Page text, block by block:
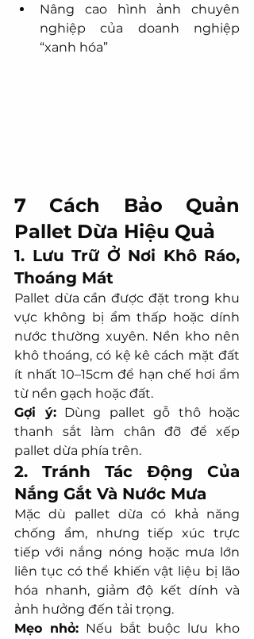
Nâng cao hình ảnh chuyên
nghiệp của doanh nghiệp
“xanh hóa”
7 Cách Bảo Quản
Pallet Dừa Hiệu Quả
1. Lưu Trữ Ở Nơi Khô Ráo,
Thoáng Mát
Pallet dừa cần được đặt trong khu
vực không bị ẩm thấp hoặc dính
nước thường xuyên. Nền kho nên
khô thoáng, có kệ kê cách mặt đất
ít nhất 10–15cm để hạn chế hơi ẩm
từ nền gạch hoặc đất.
Gợi ý: Dùng pallet gỗ thô hoặc
thanh sắt làm chân đỡ để xếp
pallet dừa phía trên.
2. Tránh Tác Động Của
Nắng Gắt Và Nước Mưa
Mặc dù pallet dừa có khả năng
chống ẩm, nhưng tiếp xúc trực
tiếp với nắng nóng hoặc mưa lớn
liên tục có thể khiến vật liệu bị lão
hóa nhanh, giảm độ kết dính và
ảnh hưởng đến tải trọng.
Mẹo nhỏ: Nếu bắt buộc lưu kho